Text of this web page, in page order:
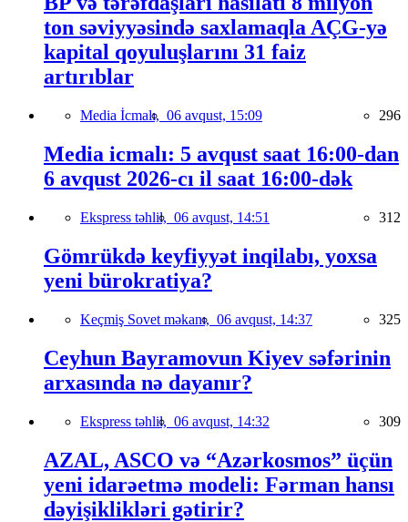
ton səviyyəsində saxlamaqla AÇG-yə
kapital qoyuluşlarını 31 faiz
artırıblar
Media İcmalı, 06 avqust, 15:09 296
Media icmalı: 5 avqust saat 16:00-dan
6 avqust 2026-cı il saat 16:00-dək
Ekspress təhlil, 06 avqust, 14:51 312
Gömrükdə keyfiyyət inqilabı, yoxsa
yeni bürokratiya?
Keçmiş Sovet məkanı, 06 avqust, 14:37 325
Ceyhun Bayramovun Kiyev səfərinin
arxasında nə dayanır?
Ekspress təhlil, 06 avqust, 14:32 309
AZAL, ASCO və “Azərkosmos” üçün
yeni idarəetmə modeli: Fərman hansı
dəyişiklikləri gətirir?